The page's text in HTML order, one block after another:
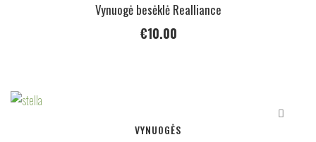
Vynuogė besėklė Realliance
€10.00
VYNUOGĖS